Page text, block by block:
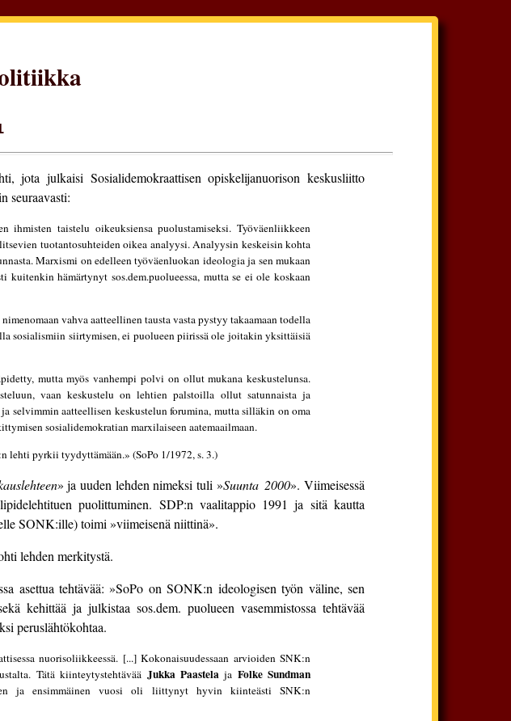
jota julkaisi Sosialidemokraattisen opiskelijanuorison keskusliitto
seuraavasti:
taistelu oikeuksiensa puolustamiseksi. Työväenliikkeen
tuotantosuhteiden oikea analyysi. Analyysin keskeisin kohta
Marxismi on edelleen työväenluokan ideologia ja sen mukaan
hämärtynyt sos.dem.puolueessa, mutta se ei ole koskaan
vahva aatteellinen tausta vasta pystyy takaamaan todella
sosialismiin siirtymisen, ei puolueen piirissä ole joitakin yksittäisiä
mutta myös vanhempi polvi on ollut mukana keskustelunsa.
vaan keskustelu on lehtien palstoilla ollut satunnaista ja
selvimmin aatteellisen keskustelun forumina, mutta silläkin on oma
sosialidemokratian marxilaiseen aatemaailmaan.
lehti pyrkii tyydyttämään.» (SoPo 1/1972, s. 3.)
» ja uuden lehden nimeksi tuli »Suunta 2000». Viimeisessä
puolittuminen. SDP:n vaalitappio 1991 ja sitä kautta
SONK:ille) toimi »viimeisenä niittinä».
lehden merkitystä.
asettua tehtävää: »SoPo on SONK:n ideologisen työn väline, sen
kehittää ja julkistaa sos.dem. puolueen vasemmistossa tehtävää
peruslähtökohtaa.
nuorisoliikkeessä. [...] Kokonaisuudessaan arvioiden SNK:n
Tätä kiinteytystehtävää Jukka Paastela ja Folke Sundman
ja ensimmäinen vuosi oli liittynyt hyvin kiinteästi SNK:n